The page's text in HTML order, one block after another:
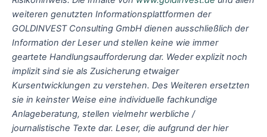
weiteren genutzten Informationsplattformen der
GOLDINVEST Consulting GmbH dienen ausschließlich der
Information der Leser und stellen keine wie immer
geartete Handlungsaufforderung dar. Weder explizit noch
implizit sind sie als Zusicherung etwaiger
Kursentwicklungen zu verstehen. Des Weiteren ersetzten
sie in keinster Weise eine individuelle fachkundige
Anlageberatung, stellen vielmehr werbliche /
journalistische Texte dar. Leser, die aufgrund der hier